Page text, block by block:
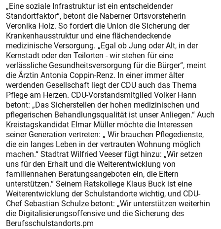
„Eine soziale Infrastruktur ist ein entscheidender
Standortfaktor“, betont die Naberner Ortsvorsteherin
Veronika Holz. So fordert die Union die Sicherung der
Krankenhausstruktur und eine flächendeckende
medizinische Versorgung. „Egal ob Jung oder Alt, in der
Kernstadt oder den Teilorten - wir stehen für eine
verlässliche Gesundheitsversorgung für die Bürger“, meint
die Ärztin Antonia Coppin-Renz. In einer immer älter
werdenden Gesellschaft liegt der CDU auch das Thema
Pflege am Herzen. CDU-Vorstandsmitglied Volker Hann
betont: „Das Sicherstellen der hohen medizinischen und
pflegerischen Behandlungsqualität ist unser Anliegen.“ Auch
Kreistagskandidat Elmar Müller möchte die Interessen
seiner Generation vertreten: „ Wir brauchen Pflegedienste,
die ein langes Leben in der vertrauten Wohnung möglich
machen.“ Stadtrat Wilfried Veeser fügt hinzu: „Wir setzen
uns für den Erhalt und die Weiterentwicklung von
familiennahen Beratungsangeboten ein, die Eltern
unterstützen.“ Seinem Ratskollege Klaus Buck ist eine
Weiterentwicklung der Schulstandorte wichtig, und CDU-
Chef Sebastian Schulze betont: „Wir unterstützen weiterhin
die Digitalisierungsoffensive und die Sicherung des
Berufsschulstandorts.pm